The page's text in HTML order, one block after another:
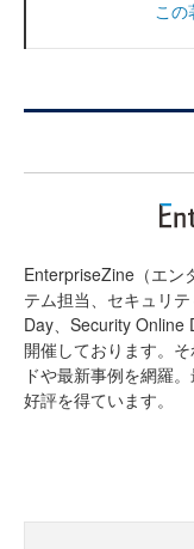
この
EnterpriseZine（エン
テム担当、セキュリ
Day、Security Online
開催しております。
ドや最新事例を網羅
好評を得ています。